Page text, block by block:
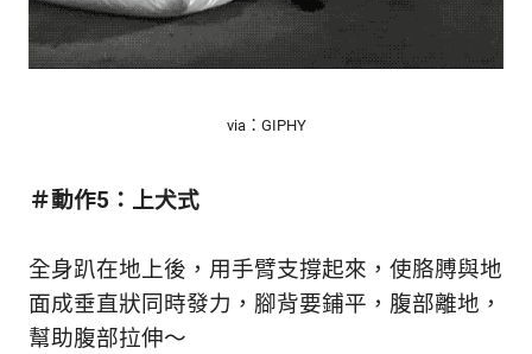
via：GIPHY
＃動作5：上犬式
全身趴在地上後，用手臂支撐起來，使胳膊與地
面成垂直狀同時發力，腳背要鋪平，腹部離地，
幫助腹部拉伸～